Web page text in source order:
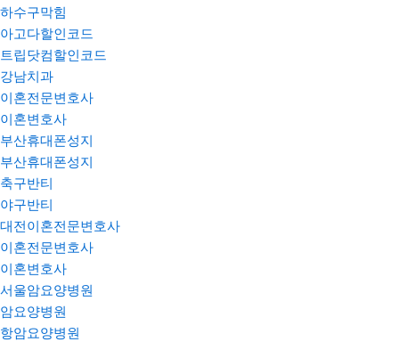
하수구막힘
아고다할인코드
트립닷컴할인코드
강남치과
이혼전문변호사
이혼변호사
부산휴대폰성지
부산휴대폰성지
축구반티
야구반티
대전이혼전문변호사
이혼전문변호사
이혼변호사
서울암요양병원
암요양병원
항암요양병원